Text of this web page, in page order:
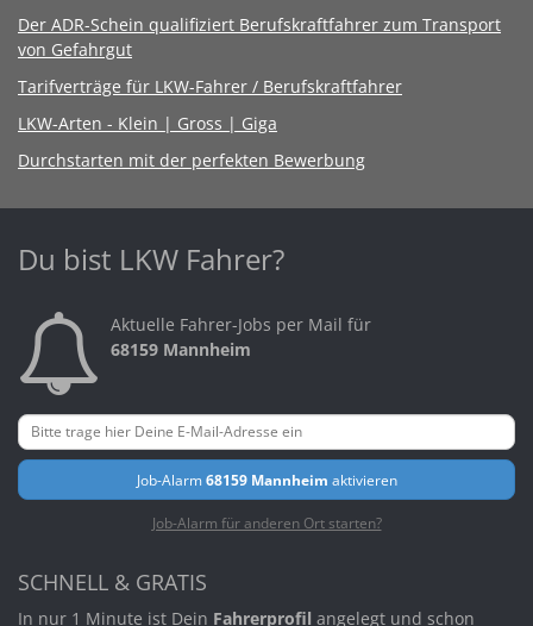
Der ADR-Schein qualifiziert Berufskraftfahrer zum Transport
von Gefahrgut
Tarifverträge für LKW-Fahrer / Berufskraftfahrer
LKW-Arten - Klein | Gross | Giga
Durchstarten mit der perfekten Bewerbung
Du bist LKW Fahrer?
Aktuelle Fahrer-Jobs per Mail für
68159 Mannheim
Job-Alarm68159 Mannheim aktivieren
Job-Alarm für anderen Ort starten?
SCHNELL & GRATIS
In nur 1 Minute ist Dein Fahrerprofil angelegt und schon